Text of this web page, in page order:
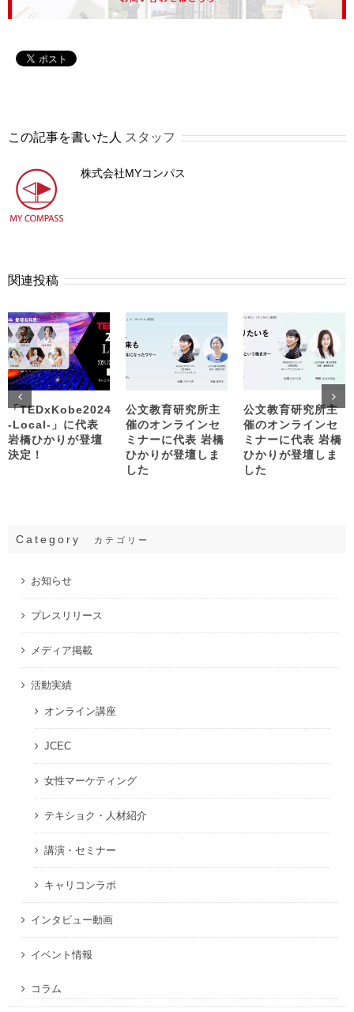
この記事を書いた人 スタッフ
株式会社MYコンパス
関連投稿
「TEDxKobe2024
-Local-」に代表
岩橋ひかりが登壇
決定！
公文教育研究所主
催のオンラインセ
ミナーに代表 岩橋
ひかりが登壇しま
した
公文教育研究所主
催のオンラインセ
ミナーに代表 岩橋
ひかりが登壇しま
した
Category カテゴリー
お知らせ
プレスリリース
メディア掲載
活動実績
オンライン講座
JCEC
女性マーケティング
テキショク・人材紹介
講演・セミナー
キャリコンラボ
インタビュー動画
イベント情報
コラム